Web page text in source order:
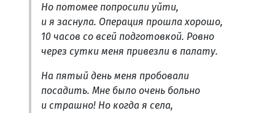
Но потомее попросили уйти,
и я заснула. Операция прошла хорошо,
10 часов со всей подготовкой. Ровно
через сутки меня привезли в палату.
На пятый день меня пробовали
посадить. Мне было очень больно
и страшно! Но когда я села,